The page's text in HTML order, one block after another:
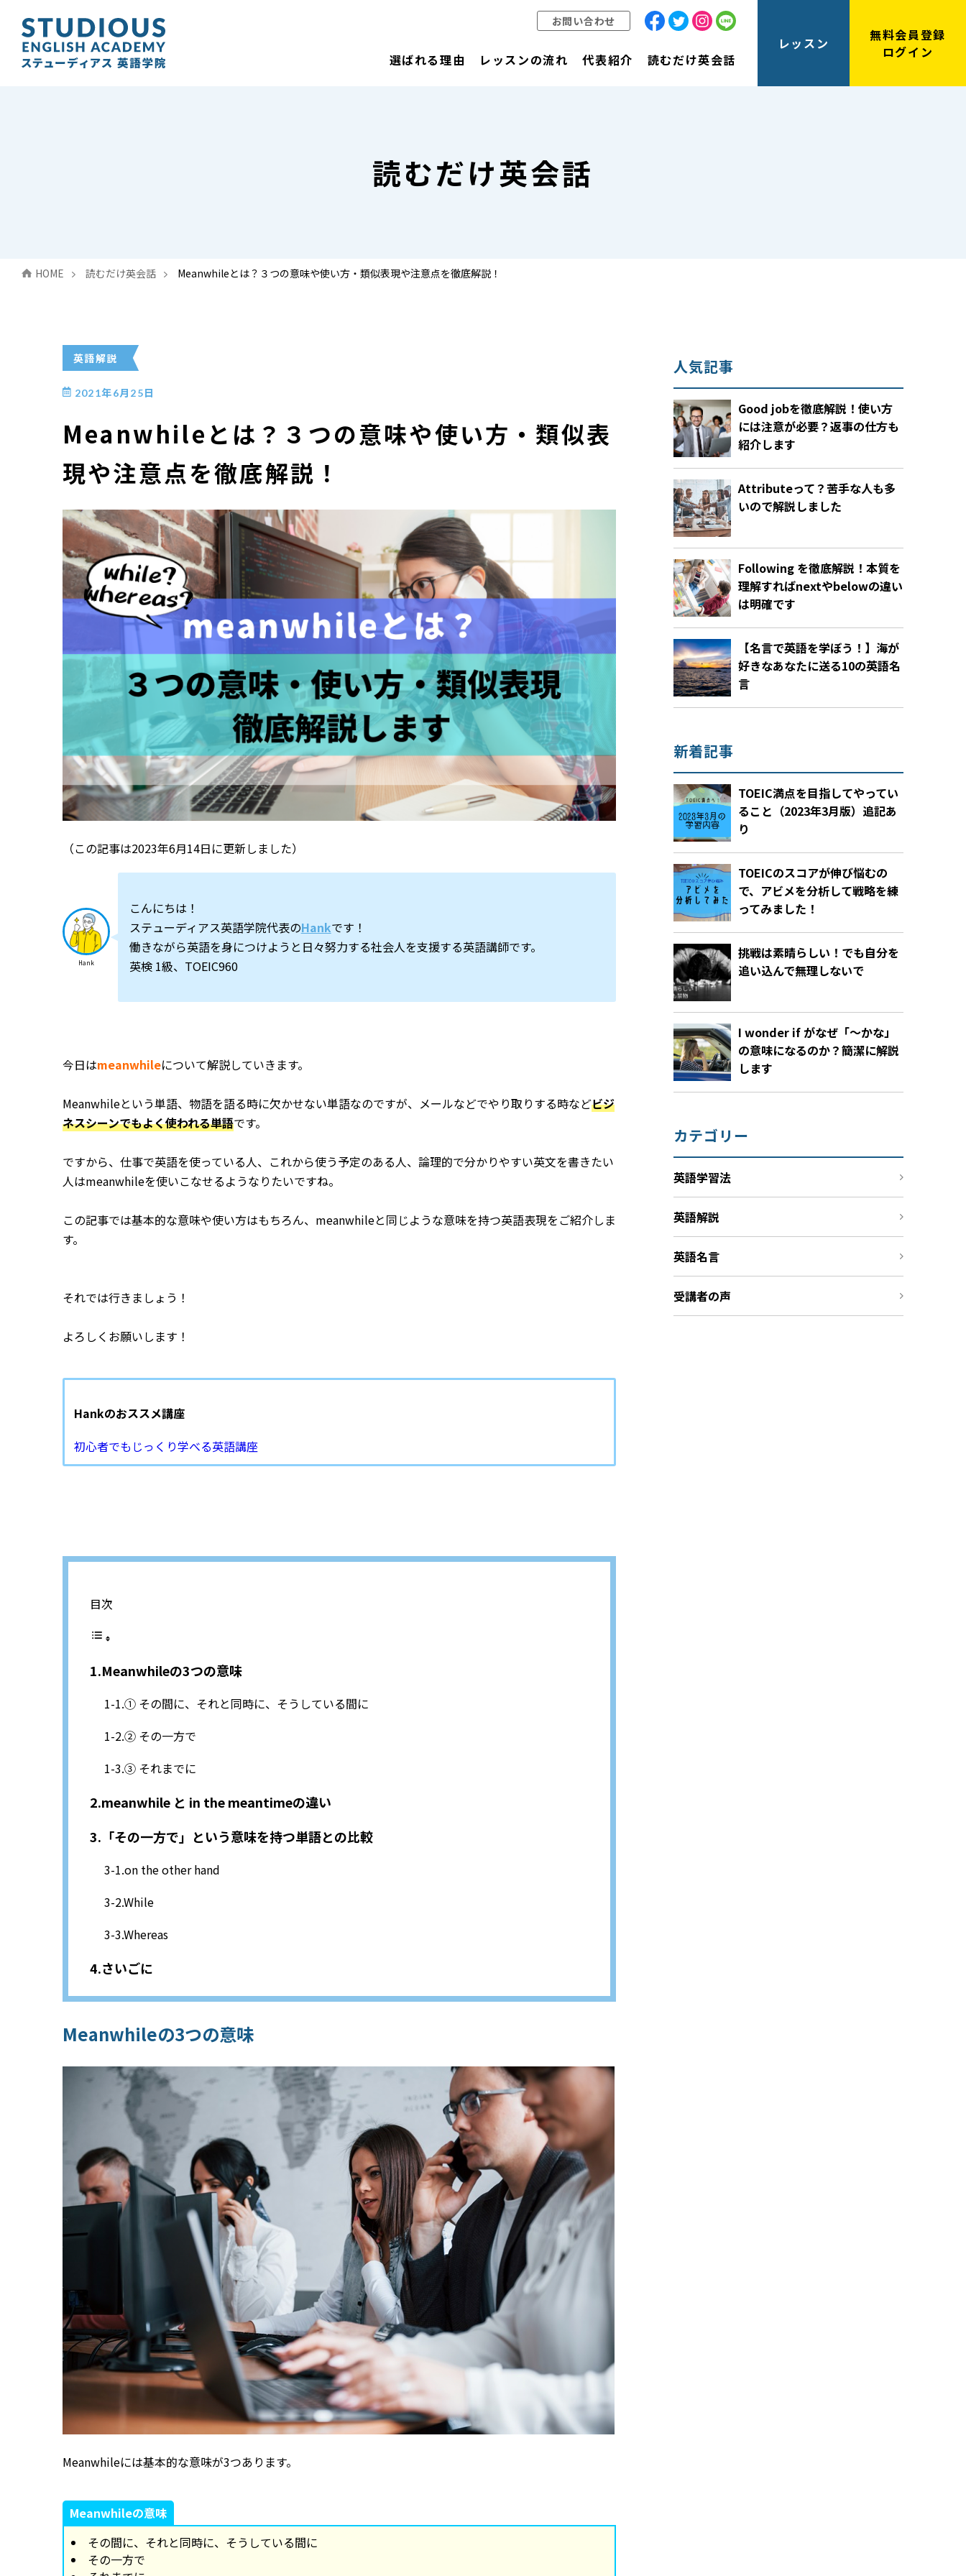
選ばれる理由 レッスンの流れ 代表紹介 読むだけ英会話
お問い合わせ
レッスン
無料会員登録
ログイン
読むだけ英会話
HOME 読むだけ英会話 Meanwhileとは？３つの意味や使い方・類似表現や注意点を徹底解説！
英語解説
2021年6月25日
Meanwhileとは？３つの意味や使い方・類似表
現や注意点を徹底解説！
（この記事は2023年6月14日に更新しました）
Hank
こんにちは！
ステューディアス英語学院代表のHankです！
働きながら英語を身につけようと日々努力する社会人を支援する英語講師です。
英検 1級、TOEIC960
今日はmeanwhileについて解説していきます。
Meanwhileという単語、物語を語る時に欠かせない単語なのですが、メールなどでやり取りする時などビジ
ネスシーンでもよく使われる単語です。
ですから、仕事で英語を使っている人、これから使う予定のある人、論理的で分かりやすい英文を書きたい
人はmeanwhileを使いこなせるようなりたいですね。
この記事では基本的な意味や使い方はもちろん、meanwhileと同じような意味を持つ英語表現をご紹介しま
す。
それでは行きましょう！
よろしくお願いします！
Hankのおススメ講座
初心者でもじっくり学べる英語講座
目次
Meanwhileの3つの意味
① その間に、それと同時に、そうしている間に
② その一方で
③ それまでに
meanwhile と in the meantimeの違い
「その一方で」という意味を持つ単語との比較
on the other hand
While
Whereas
さいごに
Meanwhileの3つの意味
Meanwhileには基本的な意味が3つあります。
Meanwhileの意味
その間に、それと同時に、そうしている間に
その一方で
人気記事
Good jobを徹底解説！使い方
には注意が必要？返事の仕方も
紹介します
Attributeって？苦手な人も多
いので解説しました
Following を徹底解説！本質を
理解すればnextやbelowの違い
は明確です
【名言で英語を学ぼう！】海が
好きなあなたに送る10の英語名
言
新着記事
TOEIC満点を目指してやってい
ること（2023年3月版）追記あ
り
TOEICのスコアが伸び悩むの
で、アビメを分析して戦略を練
ってみました！
挑戦は素晴らしい！でも自分を
追い込んで無理しないで
I wonder if がなぜ「～かな」
の意味になるのか？簡潔に解説
します
カテゴリー
英語学習法
英語解説
英語名言
受講者の声